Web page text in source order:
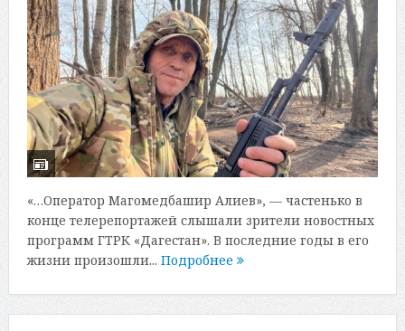
«…Оператор Магомедбашир Алиев», — частенько в
конце телерепортажей слышали зрители новостных
программ ГТРК «Дагестан». В последние годы в его
жизни произошли... Подробнее